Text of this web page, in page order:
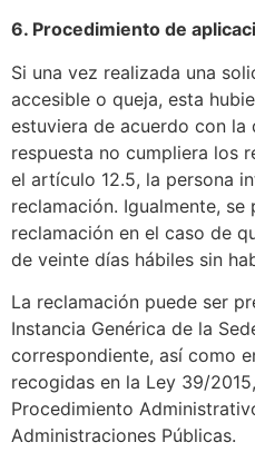
6. Procedimiento de
Si una vez realizada una
accesible o queja, esta
estuviera de acuerdo con la
respuesta no cumpliera los
el artículo 12.5, la persona
reclamación. Igualmente, se
reclamación en el caso de
de veinte días hábiles sin
La reclamación puede ser
Instancia Genérica de la
correspondiente, así como
recogidas en la Ley 39/
Procedimiento
Administraciones Públicas.